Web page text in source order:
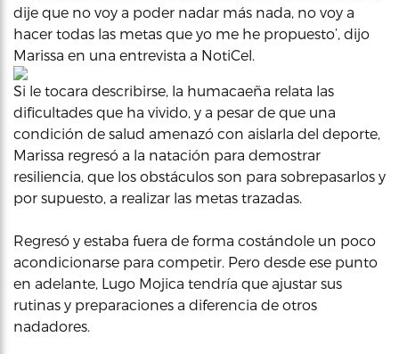
dije que no voy a poder nadar más nada, no voy a
hacer todas las metas que yo me he propuesto’, dijo
Marissa en una entrevista a NotiCel.
Si le tocara describirse, la humacaeña relata las
dificultades que ha vivido, y a pesar de que una
condición de salud amenazó con aislarla del deporte,
Marissa regresó a la natación para demostrar
resiliencia, que los obstáculos son para sobrepasarlos y
por supuesto, a realizar las metas trazadas.
Regresó y estaba fuera de forma costándole un poco
acondicionarse para competir. Pero desde ese punto
en adelante, Lugo Mojica tendría que ajustar sus
rutinas y preparaciones a diferencia de otros
nadadores.